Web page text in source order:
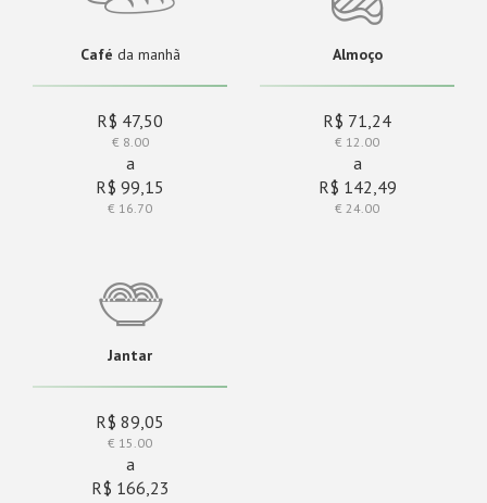
Café da manhã
R$ 47,50
€ 8.00
a
R$ 99,15
€ 16.70
Almoço
R$ 71,24
€ 12.00
a
R$ 142,49
€ 24.00
Jantar
R$ 89,05
€ 15.00
a
R$ 166,23